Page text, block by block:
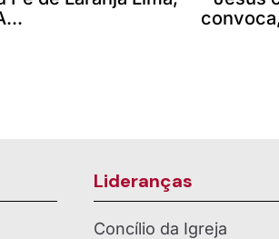
Lideranças
Concílio da Igreja